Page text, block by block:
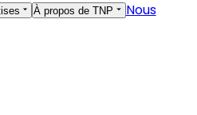
À propos de TNP
Nous